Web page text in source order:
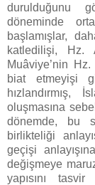
durulduğunu
döneminde
başlamışlar,
katledilişi, Hz.
Muâviye’nin
biat etmeyişi
hızlandırmış,
oluşmasına
dönemde, bu
birlikteliği
geçişi
değişmeye
yapısını